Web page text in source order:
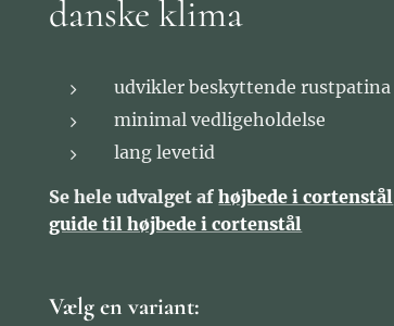
danske klima
udvikler beskyttende rustpatina
minimal vedligeholdelse
lang levetid
Se hele udvalget afhøjbede i cortenstål
guide til højbede i cortenstål
Vælg en variant: